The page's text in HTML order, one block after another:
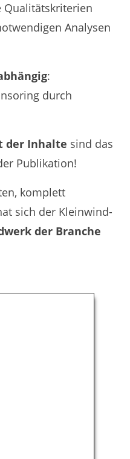
Qualitätskriterien
Analysen
:
durch
der Inhalte sind das
Publikation!
komplett
sich der Kleinwind-
der Branche